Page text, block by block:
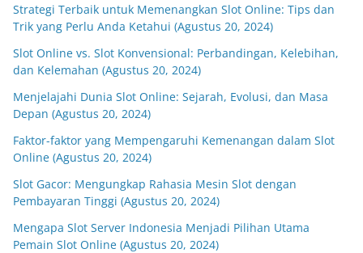
Strategi Terbaik untuk Memenangkan Slot Online: Tips dan
Trik yang Perlu Anda Ketahui (Agustus 20, 2024)
Slot Online vs. Slot Konvensional: Perbandingan, Kelebihan,
dan Kelemahan (Agustus 20, 2024)
Menjelajahi Dunia Slot Online: Sejarah, Evolusi, dan Masa
Depan (Agustus 20, 2024)
Faktor-faktor yang Mempengaruhi Kemenangan dalam Slot
Online (Agustus 20, 2024)
Slot Gacor: Mengungkap Rahasia Mesin Slot dengan
Pembayaran Tinggi (Agustus 20, 2024)
Mengapa Slot Server Indonesia Menjadi Pilihan Utama
Pemain Slot Online (Agustus 20, 2024)